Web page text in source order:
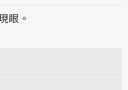
放音讀hiān-sì
眼。